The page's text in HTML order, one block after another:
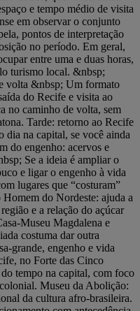
e tempo médio de visita
em observar o conjunto
pontos de interpretação
no período. Em geral,
entre uma e duas horas,
turismo local. &nbsp;
volta &nbsp; Um formato
do Recife e visita ao
no caminho de volta, sem
Tarde: retorno ao Recife
dia na capital, se você ainda
do engenho: acervos e
Se a ideia é ampliar o
e ligar o engenho à vida
lugares que “costuram”
do Nordeste: ajuda a
e a relação do açúcar
Museu Magdalena e
costuma dar outra
grande, engenho e vida
no Forte das Cinco
tempo na capital, com foco
Museu da Abolição:
da cultura afro-brasileira.